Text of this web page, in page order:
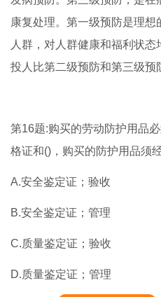
康复处理。第一级预防是理
人群，对人群健康和福利状
投人比第二级预防和第三级预
第16题:购买的劳动防护用品
格证和()，购买的防护用品须
A.安全鉴定证；验收
B.安全鉴定证；管理
C.质量鉴定证；验收
D.质量鉴定证；管理